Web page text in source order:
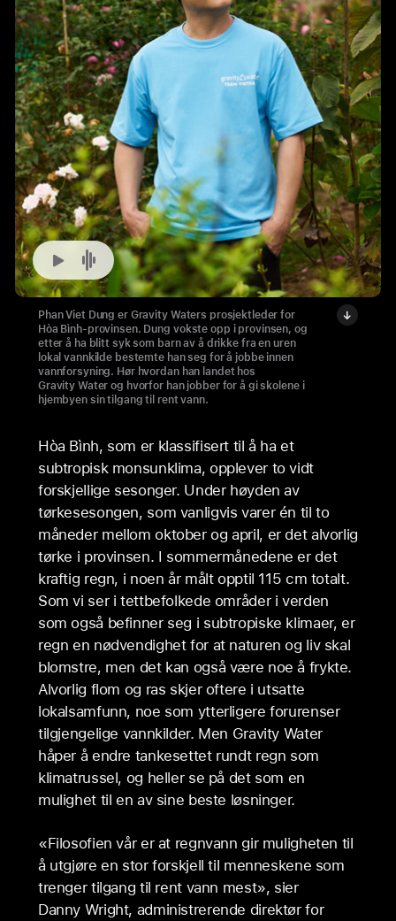
Spill
-
lyd
-
Phan Viet Dung
Phan Viet Dung er Gravity Waters prosjektleder for
Hòa Bình-provinsen. Dung vokste opp i provinsen, og
etter å ha blitt syk som barn av å drikke fra en uren
lokal vannkilde bestemte han seg for å jobbe innen
vannforsyning. Hør hvordan han landet hos
Gravity Water og hvorfor han jobber for å gi skolene i
hjembyen sin tilgang til rent vann.
Hòa Bình, som er klassifisert til å ha et
subtropisk monsunklima, opplever to vidt
forskjellige sesonger. Under høyden av
tørkesesongen, som vanligvis varer én til to
måneder mellom oktober og april, er det alvorlig
tørke i provinsen. I sommermånedene er det
kraftig regn, i noen år målt opptil 115 cm totalt.
Som vi ser i tettbefolkede områder i verden
som også befinner seg i subtropiske klimaer, er
regn en nødvendighet for at naturen og liv skal
blomstre, men det kan også være noe å frykte.
Alvorlig flom og ras skjer oftere i utsatte
lokalsamfunn, noe som ytterligere forurenser
tilgjengelige vannkilder. Men Gravity Water
håper å endre tankesettet rundt regn som
klimatrussel, og heller se på det som en
mulighet til en av sine beste løsninger.
«Filosofien vår er at regnvann gir muligheten til
å utgjøre en stor forskjell til menneskene som
trenger tilgang til rent vann mest», sier
Danny Wright, administrerende direktør for